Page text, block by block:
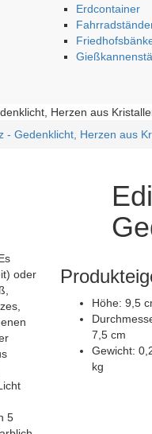
Erdcontainer
Herzen aus
- Gedenklicht, Herzen aus
oder
5
Höhe: 9,5
7,5 cm
Gewicht:
kg